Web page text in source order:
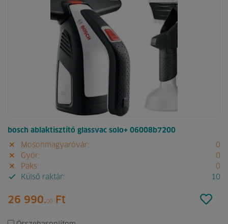
bosch ablaktisztító glassvac solo+ 06008b7200
Mosonmagyaróvár:
0
Győr:
0
Paks:
0
Külső raktár:
10
26 990.00 Ft